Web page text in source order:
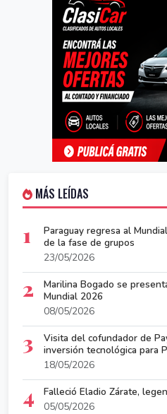
MÁS LEÍDAS
1
Paraguay regresa al
de la fase de grupos
23/05/2026
2
Marilina Bogado se
Mundial 2026
08/05/2026
3
Visita del cofundador de
inversión tecnológica para
18/05/2026
4
Falleció Eladio Zárate,
05/05/2026